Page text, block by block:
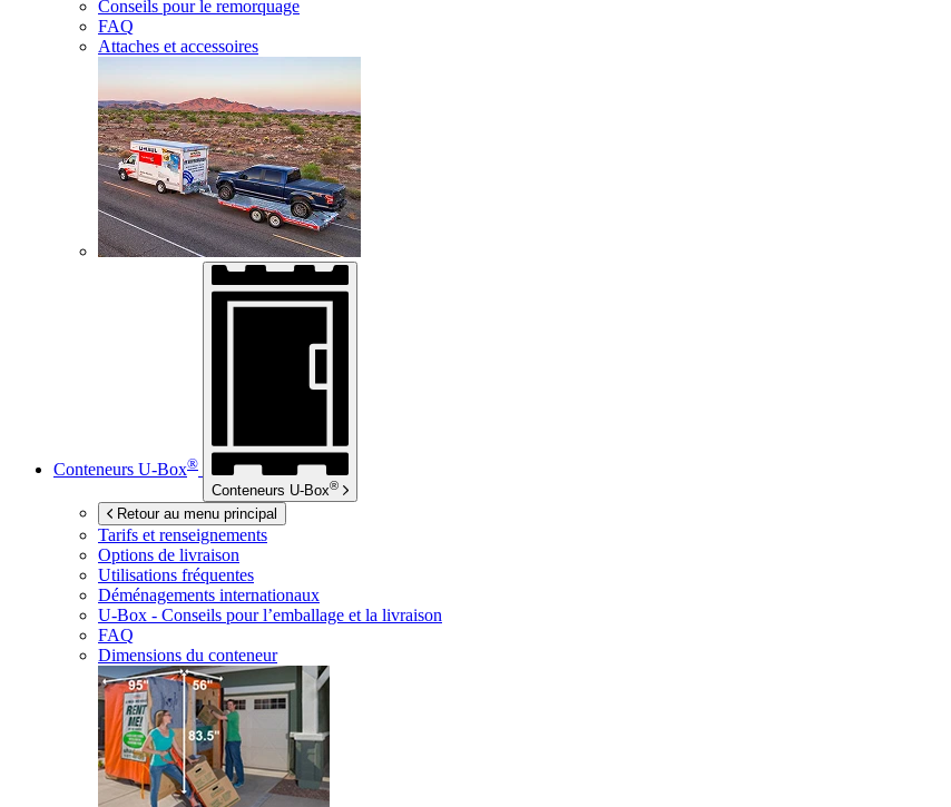
Conseils pour le remorquage
FAQ
Attaches et accessoires
Conteneurs U-Box®
Conteneurs U-Box®
Retour au menu principal
Tarifs et renseignements
Options de livraison
Utilisations fréquentes
Déménagements internationaux
U-Box - Conseils pour l’emballage et la livraison
FAQ
Dimensions du conteneur